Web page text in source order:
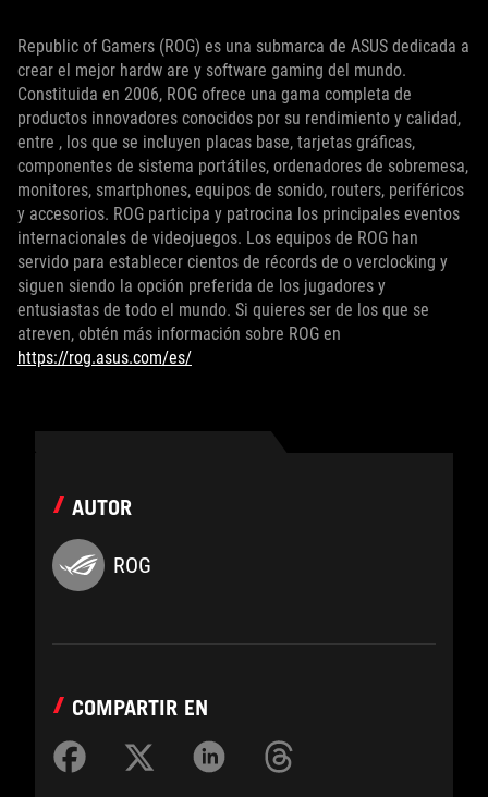
Republic of Gamers (ROG) es una submarca de ASUS dedicada a
crear el mejor hardw are y software gaming del mundo.
Constituida en 2006, ROG ofrece una gama completa de
productos innovadores conocidos por su rendimiento y calidad,
entre , los que se incluyen placas base, tarjetas gráficas,
componentes de sistema portátiles, ordenadores de sobremesa,
monitores, smartphones, equipos de sonido, routers, periféricos
y accesorios. ROG participa y patrocina los principales eventos
internacionales de videojuegos. Los equipos de ROG han
servido para establecer cientos de récords de o verclocking y
siguen siendo la opción preferida de los jugadores y
entusiastas de todo el mundo. Si quieres ser de los que se
atreven, obtén más información sobre ROG en
https://rog.asus.com/es/
AUTOR
ROG
COMPARTIR EN